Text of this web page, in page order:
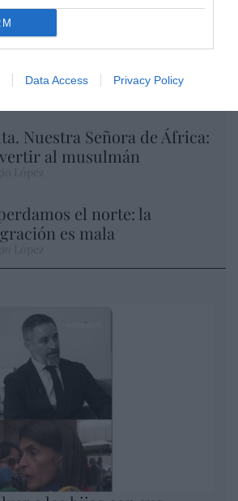
Data Access Privacy Policy
un nuevo récord
Nuestra Señora de África:
al musulmán
el norte: la
es mala